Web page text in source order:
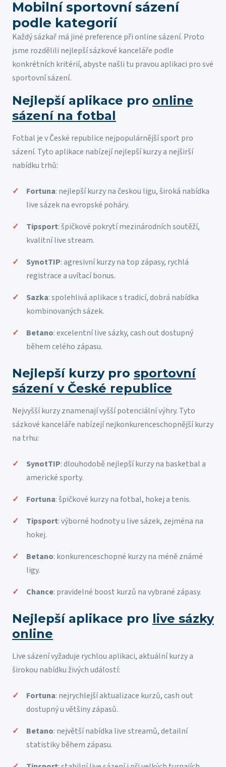
Mobilní sportovní sázení
podle kategorií
Každý sázkař má jiné preference při online sázení. Proto
jsme rozdělili nejlepší sázkové kanceláře podle
konkrétních kritérií, abyste našli tu pravou aplikaci pro své
sportovní sázení.
Nejlepší aplikace pro online
sázení na fotbal
Fotbal je v České republice nejpopulárnější sport pro
sázení. Tyto aplikace nabízejí nejlepší kurzy a nejširší
nabídku trhů:
Fortuna: nejlepší kurzy na českou ligu, široká nabídka
live sázek na evropské poháry.
Tipsport: špičkové pokrytí mezinárodních soutěží,
kvalitní live stream.
SynotTIP: agresivní kurzy na top zápasy, rychlá
registrace a uvítací bonus.
Sazka: spolehlivá aplikace s tradicí, dobrá nabídka
kombinovaných sázek.
Betano: excelentní live sázky, cash out dostupný
během celého zápasu.
Nejlepší kurzy pro sportovní
sázení v České republice
Nejvyšší kurzy znamenají vyšší potenciální výhry. Tyto
sázkové kanceláře nabízejí nejkonkurenceschopnější kurzy
na trhu:
SynotTIP: dlouhodobě nejlepší kurzy na basketbal a
americké sporty.
Fortuna: špičkové kurzy na fotbal, hokej a tenis.
Tipsport: výborné hodnoty u live sázek, zejména na
hokej.
Betano: konkurenceschopné kurzy na méně známé
ligy.
Chance: pravidelné boost kurzů na vybrané zápasy.
Nejlepší aplikace pro live sázky
online
Live sázení vyžaduje rychlou aplikaci, aktuální kurzy a
širokou nabídku živých událostí:
Fortuna: nejrychlejší aktualizace kurzů, cash out
dostupný u většiny zápasů.
Betano: největší nabídka live streamů, detailní
statistiky během zápasu.